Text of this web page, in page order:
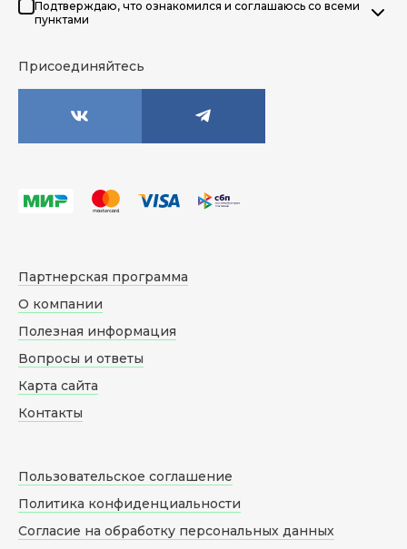
Подтверждаю, что ознакомился и соглашаюсь со всеми
пунктами
Присоединяйтесь
Партнерская программа
О компании
Полезная информация
Вопросы и ответы
Карта сайта
Контакты
Пользовательское соглашение
Политика конфиденциальности
Согласие на обработку персональных данных